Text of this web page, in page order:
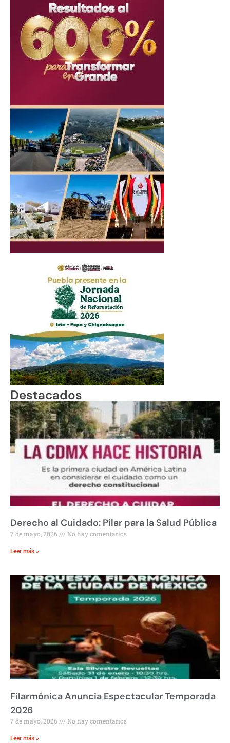
Destacados
Derecho al Cuidado: Pilar para la Salud Pública
7 de mayo, 2026 No hay comentarios
Leer más »
Filarmónica Anuncia Espectacular Temporada
2026
7 de mayo, 2026 No hay comentarios
Leer más »